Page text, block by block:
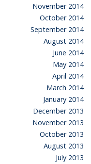
November 2014
October 2014
September 2014
August 2014
June 2014
May 2014
April 2014
March 2014
January 2014
December 2013
November 2013
October 2013
August 2013
July 2013